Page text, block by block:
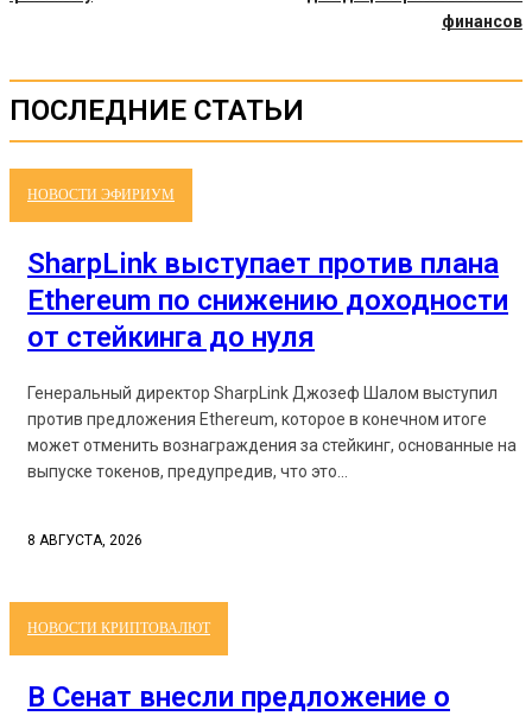
финансов
ПОСЛЕДНИЕ СТАТЬИ
НОВОСТИ ЭФИРИУМ
SharpLink выступает против плана
Ethereum по снижению доходности
от стейкинга до нуля
Генеральный директор SharpLink Джозеф Шалом выступил
против предложения Ethereum, которое в конечном итоге
может отменить вознаграждения за стейкинг, основанные на
выпуске токенов, предупредив, что это...
8 АВГУСТА, 2026
НОВОСТИ КРИПТОВАЛЮТ
В Сенат внесли предложение о